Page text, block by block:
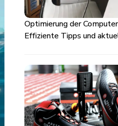
Optimierung der
Effiziente Tipps und